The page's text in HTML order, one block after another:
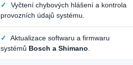
✓
Vyčtení chybových hlášení a kontrola
provozních údajů systému.
✓
Aktualizace softwaru a firmwaru
systémů Bosch a Shimano